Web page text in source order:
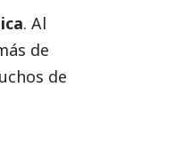
. Al
de
de